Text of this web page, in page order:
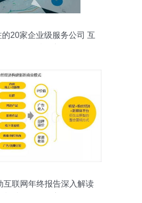
20家企业级服务公司 互
互联网年终报告深入解读